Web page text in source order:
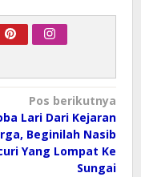
Pos berikutnya
Lari Dari Kejaran
Beginilah Nasib
Yang Lompat Ke
Sungai